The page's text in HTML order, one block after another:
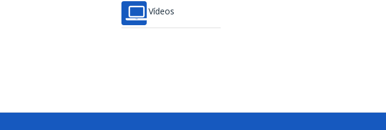
Vídeos